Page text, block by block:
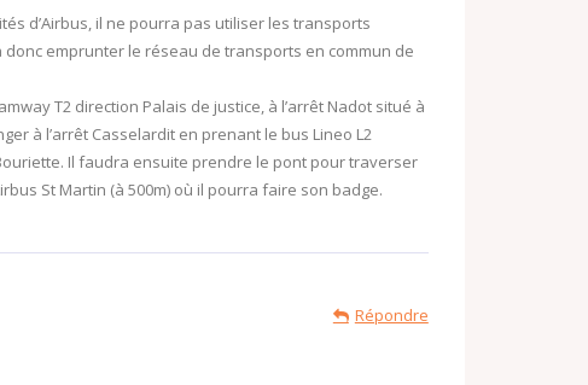
d’Airbus, il ne pourra pas utiliser les transports
emprunter le réseau de transports en commun de
T2 direction Palais de justice, à l’arrêt Nadot situé à
à l’arrêt Casselardit en prenant le bus Lineo L2
Il faudra ensuite prendre le pont pour traverser
St Martin (à 500m) où il pourra faire son badge.
Répondre